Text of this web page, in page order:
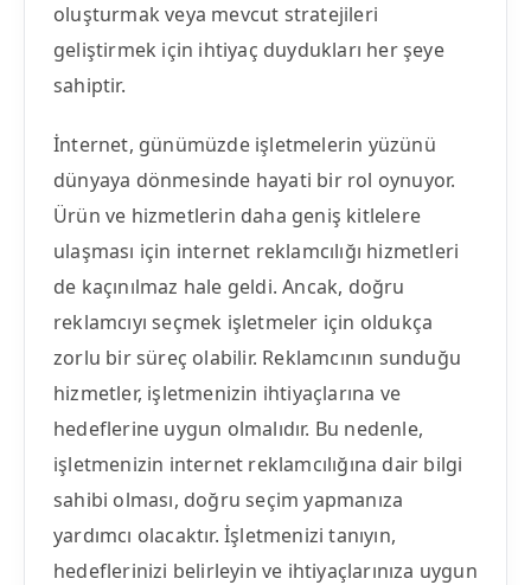
oluşturmak veya mevcut stratejileri
geliştirmek için ihtiyaç duydukları her şeye
sahiptir.
İnternet, günümüzde işletmelerin yüzünü
dünyaya dönmesinde hayati bir rol oynuyor.
Ürün ve hizmetlerin daha geniş kitlelere
ulaşması için internet reklamcılığı hizmetleri
de kaçınılmaz hale geldi. Ancak, doğru
reklamcıyı seçmek işletmeler için oldukça
zorlu bir süreç olabilir. Reklamcının sunduğu
hizmetler, işletmenizin ihtiyaçlarına ve
hedeflerine uygun olmalıdır. Bu nedenle,
işletmenizin internet reklamcılığına dair bilgi
sahibi olması, doğru seçim yapmanıza
yardımcı olacaktır. İşletmenizi tanıyın,
hedeflerinizi belirleyin ve ihtiyaçlarınıza uygun